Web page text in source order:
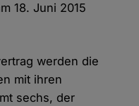
18. Juni 2015
werden die
mit ihren
sechs, der